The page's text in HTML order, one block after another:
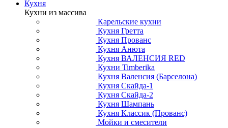
Кухня
Кухни из массива
Карельские кухни
Кухня Гретта
Кухня Прованс
Кухня Анюта
Кухня ВАЛЕНСИЯ RED
Кухни Timberika
Кухня Валенсия (Барселона)
Кухня Скайда-1
Кухня Скайда-2
Кухня Шампань
Кухня Классик (Прованс)
Мойки и смесители